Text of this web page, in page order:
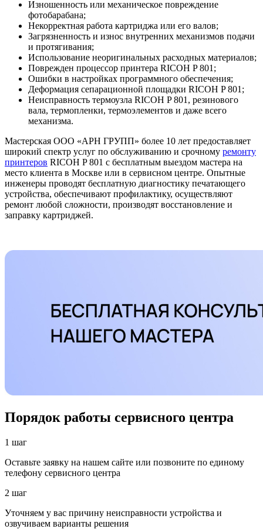
Изношенность или механическое повреждение
фотобарабана;
Некорректная работа картриджа или его валов;
Загрязненность и износ внутренних механизмов подачи
и протягивания;
Использование неоригинальных расходных материалов;
Поврежден процессор принтера RICOH P 801;
Ошибки в настройках программного обеспечения;
Деформация сепарационной площадки RICOH P 801;
Неисправность термоузла RICOH P 801, резинового
вала, термопленки, термоэлементов и даже всего
механизма.
Мастерская ООО «АРН ГРУПП» более 10 лет предоставляет
широкий спектр услуг по обслуживанию и срочному ремонту
принтеров RICOH P 801 с бесплатным выездом мастера на
место клиента в Москве или в сервисном центре. Опытные
инженеры проводят бесплатную диагностику печатающего
устройства, обеспечивают профилактику, осуществляют
ремонт любой сложности, производят восстановление и
заправку картриджей.
Порядок работы сервисного центра
1 шаг
Оставьте заявку на нашем сайте или позвоните по единому
телефону сервисного центра
2 шаг
Уточняем у вас причину неисправности устройства и
озвучиваем варианты решения